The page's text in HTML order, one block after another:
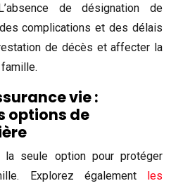
de désignation de
complications et des délais
de décès et affecter la
vie :
options de
la seule option pour protéger
Explorez également les